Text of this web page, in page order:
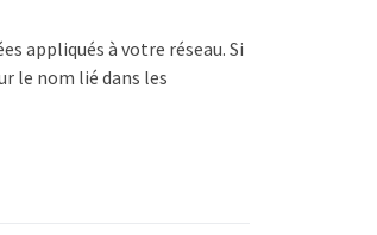
appliqués à votre réseau. Si
le nom lié dans les